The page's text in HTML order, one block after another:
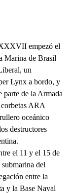
empezó el
Marina de Brasil
un
Lynx a bordo, y
parte de la Armada
ARA
oceánico
destructores
el 11 y el 15 de
del
entre la
y la Base Naval